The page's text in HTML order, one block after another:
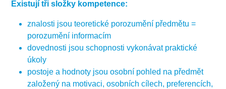
Existují tři složky kompetence:
znalosti jsou teoretické porozumění předmětu =
porozumění informacím
dovednosti jsou schopnosti vykonávat praktické
úkoly
postoje a hodnoty jsou osobní pohled na předmět
založený na motivaci, osobních cílech, preferencích,